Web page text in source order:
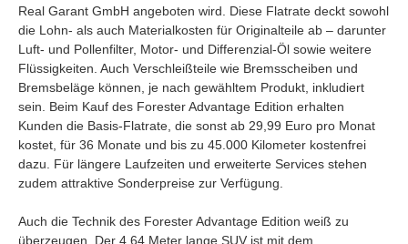
Real Garant GmbH angeboten wird. Diese Flatrate deckt sowohl
die Lohn- als auch Materialkosten für Originalteile ab – darunter
Luft- und Pollenfilter, Motor- und Differenzial-Öl sowie weitere
Flüssigkeiten. Auch Verschleißteile wie Bremsscheiben und
Bremsbeläge können, je nach gewähltem Produkt, inkludiert
sein. Beim Kauf des Forester Advantage Edition erhalten
Kunden die Basis-Flatrate, die sonst ab 29,99 Euro pro Monat
kostet, für 36 Monate und bis zu 45.000 Kilometer kostenfrei
dazu. Für längere Laufzeiten und erweiterte Services stehen
zudem attraktive Sonderpreise zur Verfügung.
Auch die Technik des Forester Advantage Edition weiß zu
überzeugen. Der 4,64 Meter lange SUV ist mit dem